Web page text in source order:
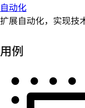
自动化
扩展自动化，实现技
用例